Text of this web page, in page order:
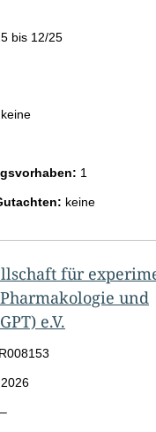
bis 12/25
keine
1
keine
für
und
e.V.
R008153
–l